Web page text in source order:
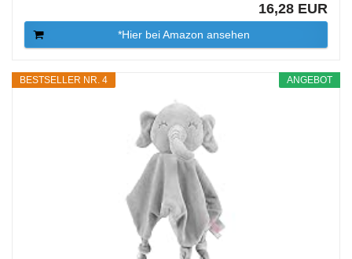
16,28 EUR
*Hier bei Amazon ansehen
ANGEBOT
BESTSELLER NR. 4